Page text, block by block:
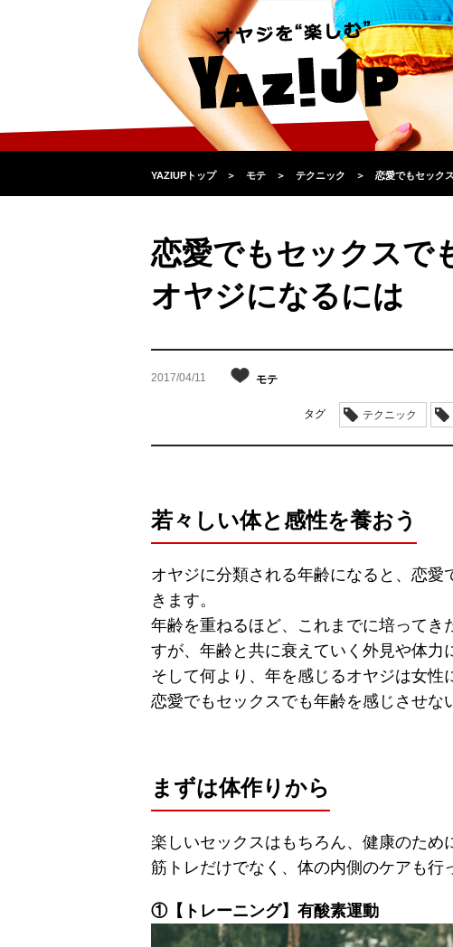
YAZIUPトップ ＞ モテ ＞ テクニック ＞ 恋愛でもセック
恋愛でもセックスで
オヤジになるには
2017/04/11 モテ
タグ テクニック
若々しい体と感性を養おう
オヤジに分類される年齢になると、恋
きます。
年齢を重ねるほど、これまでに培ってき
すが、年齢と共に衰えていく外見や体力
そして何より、年を感じるオヤジは女性
恋愛でもセックスでも年齢を感じさせな
まずは体作りから
楽しいセックスはもちろん、健康のため
筋トレだけでなく、体の内側のケアも行
①【トレーニング】有酸素運動